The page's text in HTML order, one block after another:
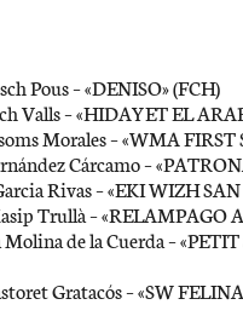
Pous – «DENISO» (FCH)
Valls – «HIDAYET EL
Morales – «WMA FIRST
Cárcamo –
Rivas – «EKI WIZH
Trullà – «RELAMPAGO
de la Cuerda – «PETIT
Gratacós – «SW